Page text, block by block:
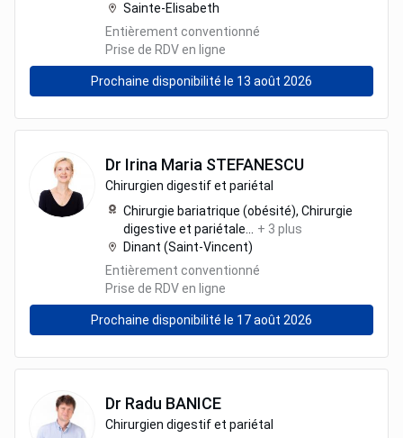
Sainte-Elisabeth
Entièrement conventionné
Prise de RDV en ligne
Prochaine disponibilité le 13 août 2026
Dr Irina Maria STEFANESCU
Chirurgien digestif et pariétal
Chirurgie bariatrique (obésité), Chirurgie
digestive et pariétale
+ 3 plus
Dinant (Saint-Vincent)
Entièrement conventionné
Prise de RDV en ligne
Prochaine disponibilité le 17 août 2026
Dr Radu BANICE
Chirurgien digestif et pariétal